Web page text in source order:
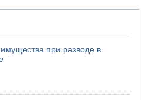
нападения хуситов и
при разводе в